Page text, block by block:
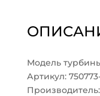
Модель
Артикул: